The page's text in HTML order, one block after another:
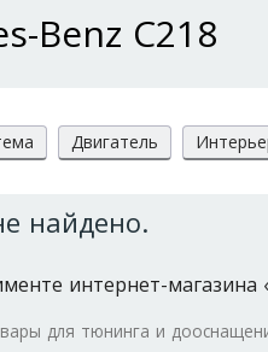
Benz C218
Двигатель
найдено.
интернет-
для тюнинга и